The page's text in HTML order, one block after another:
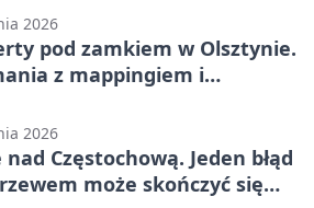
2026
pod zamkiem w Olsztynie.
z mappingiem i
2026
nad Częstochową. Jeden błąd
może skończyć się